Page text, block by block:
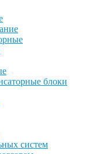
блоки
систем